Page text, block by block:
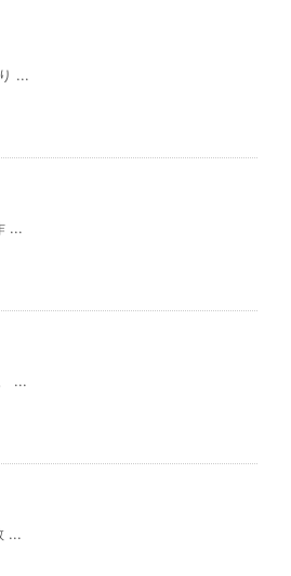
...
...
...
...